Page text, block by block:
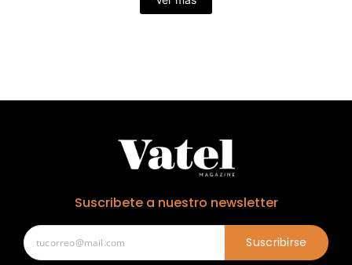
Suscribete a nuestro newsletter
Suscribirse